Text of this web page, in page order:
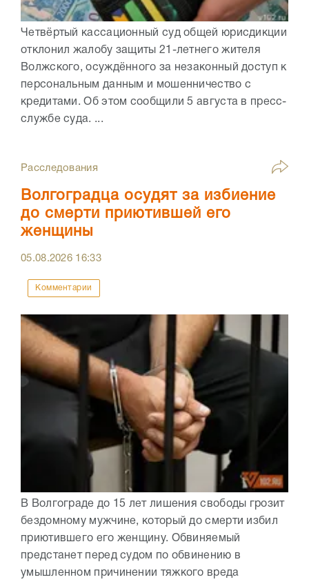
Четвёртый кассационный суд общей юрисдикции
отклонил жалобу защиты 21-летнего жителя
Волжского, осуждённого за незаконный доступ к
персональным данным и мошенничество с
кредитами. Об этом сообщили 5 августа в пресс-
службе суда. ...
Расследования
Волгоградца осудят за избиение
до смерти приютившей его
женщины
05.08.2026 16:33
Комментарии
В Волгограде до 15 лет лишения свободы грозит
бездомному мужчине, который до смерти избил
приютившего его женщину. Обвиняемый
предстанет перед судом по обвинению в
умышленном причинении тяжкого вреда